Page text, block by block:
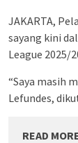
JAKARTA,
sayang kini
League 2025/
“Saya masih
Lefundes,
READ